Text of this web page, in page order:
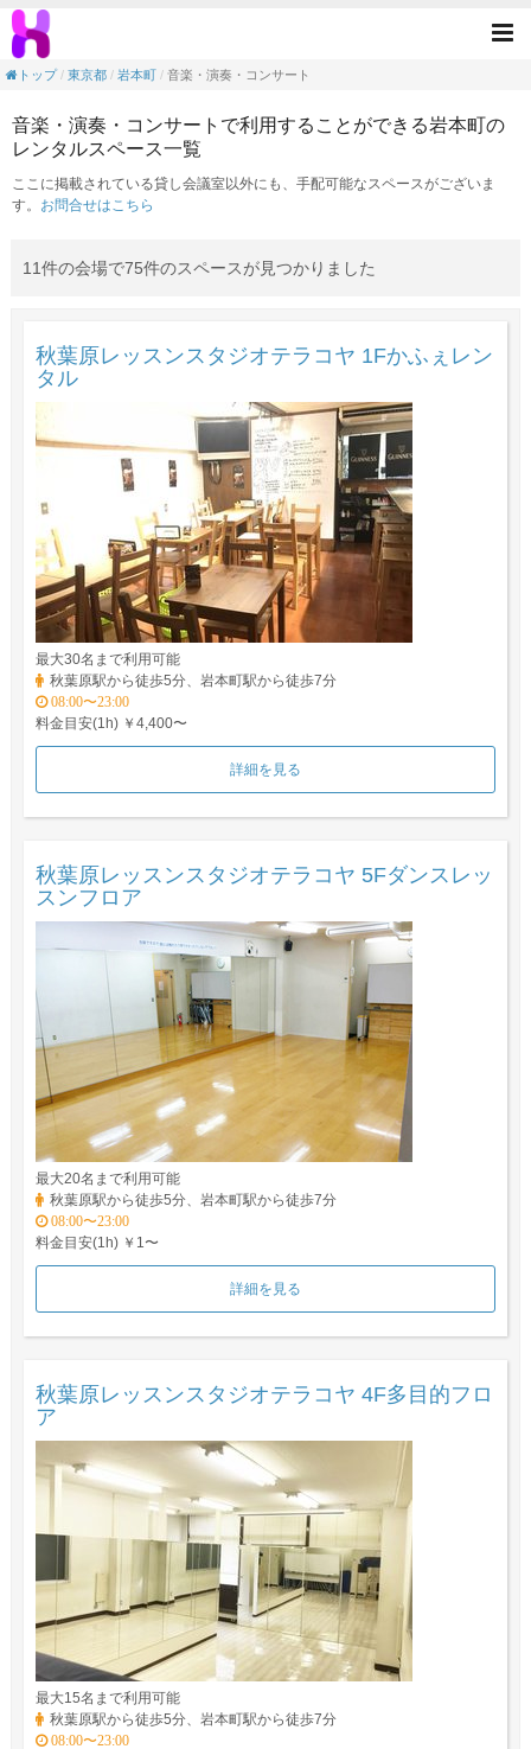
音楽・演奏・コンサートの目的で利用でき
トップ
東京都 岩本町 音楽・演奏・コンサート
音楽・演奏・コンサートで利用することができる岩本町の
レンタルスペース一覧
ここに掲載されている貸し会議室以外にも、手配可能なスペースがございま
す。 お問合せはこちら
11件の会場で75件のスペースが見つかりました
秋葉原レッスンスタジオテラコヤ 1Fかふぇレン
タル
最大30名まで利用可能
秋葉原駅から徒歩5分、岩本町駅から徒歩7分
08:00〜23:00
料金目安(1h) ￥4,400〜
詳細を見る
秋葉原レッスンスタジオテラコヤ 5Fダンスレッ
スンフロア
最大20名まで利用可能
秋葉原駅から徒歩5分、岩本町駅から徒歩7分
08:00〜23:00
料金目安(1h) ￥1〜
詳細を見る
秋葉原レッスンスタジオテラコヤ 4F多目的フロ
ア
最大15名まで利用可能
秋葉原駅から徒歩5分、岩本町駅から徒歩7分
08:00〜23:00